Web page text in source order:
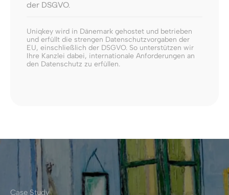
der DSGVO.
Uniqkey wird in Dänemark gehostet und betrieben
und erfüllt die strengen Datenschutzvorgaben der
EU, einschließlich der DSGVO. So unterstützen wir
Ihre Kanzlei dabei, internationale Anforderungen an
den Datenschutz zu erfüllen.
Case Study